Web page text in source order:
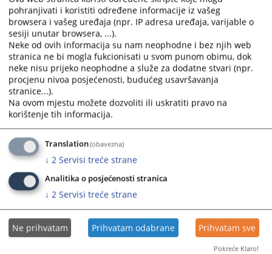
Prateći dokumenti
Zakon o zabrani diskriminacije 59_09
Zakon o izmjenama i dopunama zakona o zabrani
diskriminacije 66_16
447PREGLEDA
pohranjivati i koristiti određene informacije iz vašeg
browsera i vašeg uređaja (npr. IP adresa uređaja, varijable o
sesiji unutar browsera, ...).
Neke od ovih informacija su nam neophodne i bez njih web
stranica ne bi mogla fukcionisati u svom punom obimu, dok
neke nisu prijeko neophodne a služe za dodatne stvari (npr.
procjenu nivoa posjećenosti, budućeg usavršavanja
stranice...).
Na ovom mjestu možete dozvoliti ili uskratiti pravo na
korištenje tih informacija.
Translation(obavezna)
↓ 2 Servisi treće strane
Analitika o posjećenosti stranica
↓ 2 Servisi treće strane
Ne prihvatam Prihvatam odabrane Prihvatam sve
Pokreće Klaro!